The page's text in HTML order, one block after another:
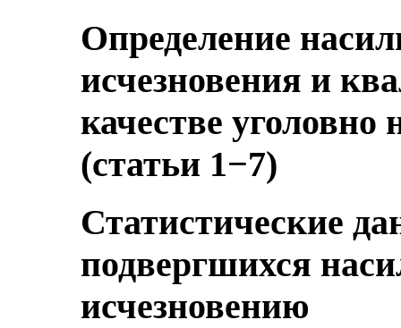
Определение
исчезновения и
качестве уголовно
(статьи 1−7)
Статистические
подвергшихся
исчезновению